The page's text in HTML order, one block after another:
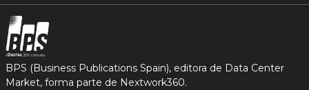
BPS (Business Publications Spain), editora de Data Center
Market, forma parte de Nextwork360.